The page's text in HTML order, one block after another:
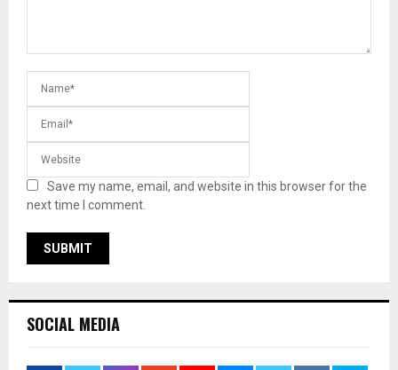
Save my name, email, and website in this browser for the
next time I comment.
SOCIAL MEDIA